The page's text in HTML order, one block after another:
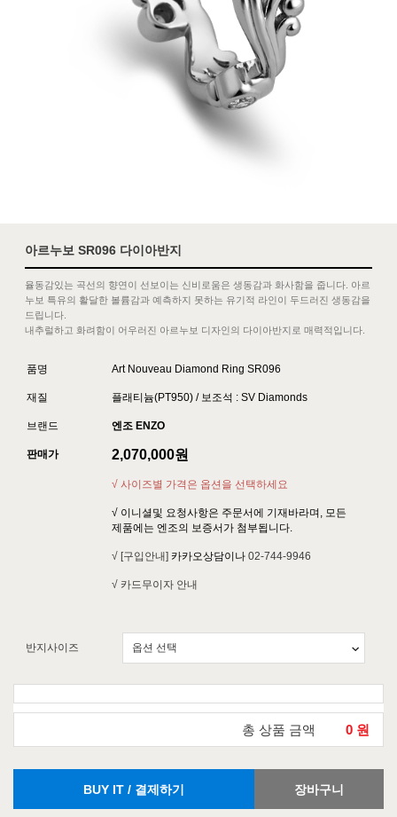
아르누보 SR096 다이아반지
율동감있는 곡선의 향연이 선보이는 신비로움은 생동감과 화사함을 줍니다. 아르
누보 특유의 활달한 볼륨감과 예측하지 못하는 유기적 라인이 두드러진 생동감을
드립니다.
내추럴하고 화려함이 어우러진 아르누보 디자인의 다이아반지로 매력적입니다.
품명 Art Nouveau Diamond Ring SR096
재질 플래티늄(PT950) / 보조석 : SV Diamonds
브랜드 엔조 ENZO
판매가 2,070,000원
√ 사이즈별 가격은 옵션을 선택하세요
√ 이니셜및 요청사항은 주문서에 기재바라며, 모든
제품에는 엔조의 보증서가 첨부됩니다.
√ [구입안내] 카카오상담이나 02-744-9946
√ 카드무이자 안내
반지사이즈
총 상품 금액 0 원
BUY IT / 결제하기 장바구니